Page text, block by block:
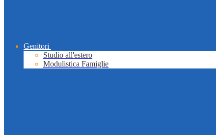
Genitori
Studio all'estero
Modulistica Famiglie